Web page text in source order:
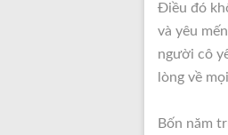
Điều đó
và yêu
người cô
lòng về
Bốn năm